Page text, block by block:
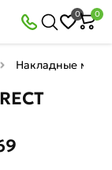
0 0
Накладные